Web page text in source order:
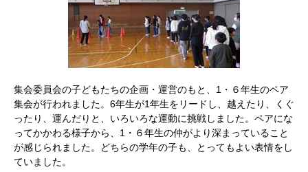
集会委員会の子どもたちの企画・運営のもと、1・６年生のペア
集会が行われました。6年生が1年生をリードし、越えたり、くぐ
ったり、運んだりと、いろいろな運動に挑戦しました。ペアにな
ってかかわる様子から、1・６年生の仲がより深まっていること
が感じられました。どちらの学年の子も、とってもよい表情をし
ていました。